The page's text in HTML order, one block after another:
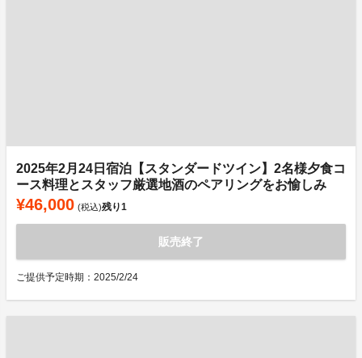
2025年2月24日宿泊【スタンダードツイン】2名様夕食コ
ース料理とスタッフ厳選地酒のペアリングをお愉しみ
¥46,000 (税込)残り1
販売終了
ご提供予定時期：2025/2/24